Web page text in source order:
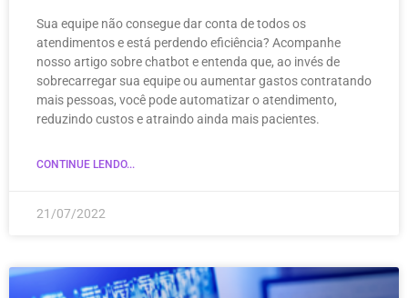
Sua equipe não consegue dar conta de todos os
atendimentos e está perdendo eficiência? Acompanhe
nosso artigo sobre chatbot e entenda que, ao invés de
sobrecarregar sua equipe ou aumentar gastos contratando
mais pessoas, você pode automatizar o atendimento,
reduzindo custos e atraindo ainda mais pacientes.
CONTINUE LENDO...
21/07/2022